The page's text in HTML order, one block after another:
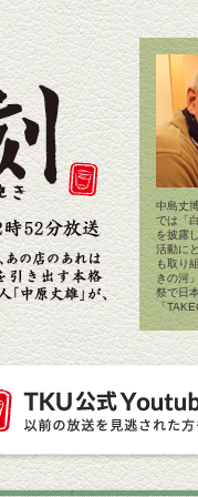
中島丈
では「
を披露
活動に
も取り
きの河
祭で日
「